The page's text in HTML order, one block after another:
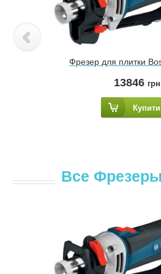
Фрезер для плитки
13846 грн
Купити
Все